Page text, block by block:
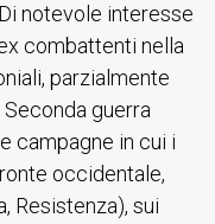
notevole interesse
combattenti nella
parzialmente
guerra
campagne in cui i
occidentale,
Resistenza), sui